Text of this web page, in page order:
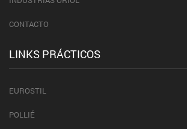
CONTACTO
LINKS PRÁCTICOS
EUROSTIL
POLLIÉ